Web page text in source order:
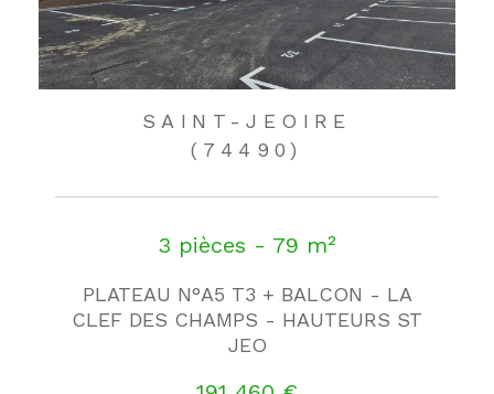
SAINT-JEOIRE
(74490)
3 pièces - 79 m²
PLATEAU N°A5 T3 + BALCON - LA
CLEF DES CHAMPS - HAUTEURS ST
JEO